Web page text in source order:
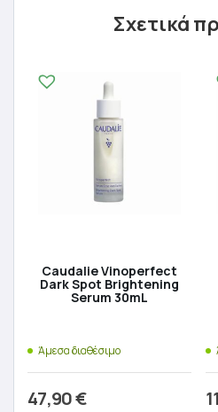
Σχετικά
Caudalie Vinoperfect
Dark Spot Brightening
Serum 30mL
Άμεσα διαθέσιμο
47,90€